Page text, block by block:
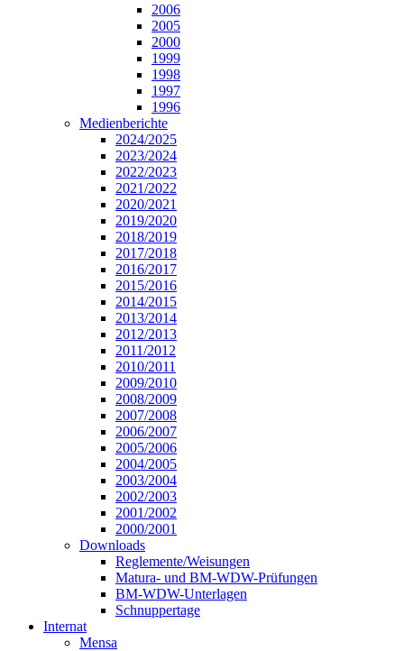
2006
2005
2000
1999
1998
1997
1996
Medienberichte
2024/2025
2023/2024
2022/2023
2021/2022
2020/2021
2019/2020
2018/2019
2017/2018
2016/2017
2015/2016
2014/2015
2013/2014
2012/2013
2011/2012
2010/2011
2009/2010
2008/2009
2007/2008
2006/2007
2005/2006
2004/2005
2003/2004
2002/2003
2001/2002
2000/2001
Downloads
Reglemente/Weisungen
Matura- und BM-WDW-Prüfungen
BM-WDW-Unterlagen
Schnuppertage
Internat
Mensa